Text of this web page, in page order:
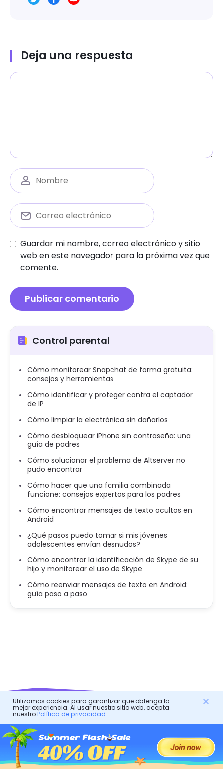
Deja una respuesta
Guardar mi nombre, correo electrónico y sitio
web en este navegador para la próxima vez que
comente.
Control parental
Cómo monitorear Snapchat de forma gratuita:
consejos y herramientas
Cómo identificar y proteger contra el captador
de IP
Cómo limpiar la electrónica sin dañarlos
Cómo desbloquear iPhone sin contraseña: una
guía de padres
Cómo solucionar el problema de Altserver no
pudo encontrar
Cómo hacer que una familia combinada
funcione: consejos expertos para los padres
Cómo encontrar mensajes de texto ocultos en
Android
¿Qué pasos puedo tomar si mis jóvenes
adolescentes envían desnudos?
Cómo encontrar la identificación de Skype de su
hijo y monitorear el uso de Skype
Cómo reenviar mensajes de texto en Android:
guía paso a paso
FlashGet Kids
¡Una aplicación de control parental cariñosa para todos!
Utilizamos cookies para garantizar que obtenga la
mejor experiencia. Al usar nuestro sitio web, acepta
nuestroPolítica de privacidad.